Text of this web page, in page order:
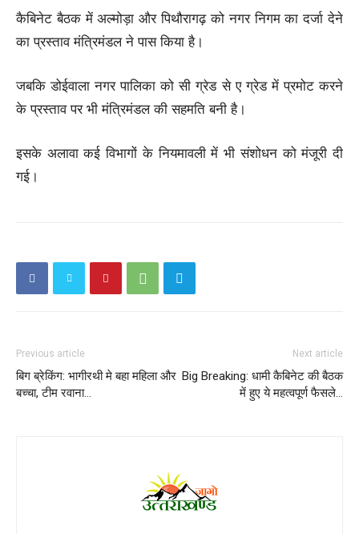
कैबिनेट बैठक में अल्मोड़ा और पिथौरागढ़ को नगर निगम का दर्जा देने
का प्रस्ताव मंत्रिमंडल ने पास किया है।
जबकि डोईवाला नगर पालिका को सी ग्रेड से ए ग्रेड में प्रमोट करने
के प्रस्ताव पर भी मंत्रिमंडल की सहमति बनी है।
इसके अलावा कई विभागों के नियमावली में भी संशोधन को मंजूरी दी
गई।
Previous article
बिग ब्रेकिंग: भागीरथी मे बहा महिला और
बच्चा, टीम रवाना…
Next article
Big Breaking: धामी कैबिनेट की बैठक
में हुए ये महत्वपूर्ण फैसले…